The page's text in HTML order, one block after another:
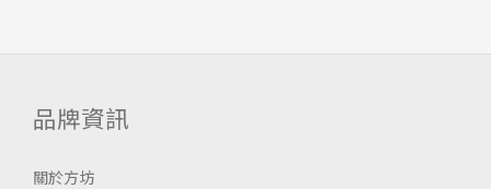
品牌資訊
關於方坊